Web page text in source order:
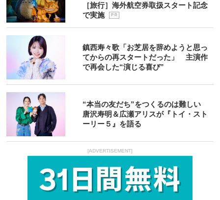
［旅行］海外航空券取扱スタート記念
で実施
P R
鎮西寿々歌「お芝居を辞めようと思っ
てからの再スタートだった」 主演作
で再会した“演じる喜び”
“本当の友だち”をつくるのは難しい
唐沢寿明＆広瀬アリスが『トイ・スト
ーリー５』を語る
[ADVERTISEMENT]